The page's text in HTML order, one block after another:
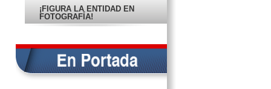
¡FIGURA LA ENTIDAD EN
FOTOGRAFÍA!
MORENA Y PRI: UCAN
CORDERO DEBE CONECTAR SU
PENSAMIENTO CON LA LENGUA: